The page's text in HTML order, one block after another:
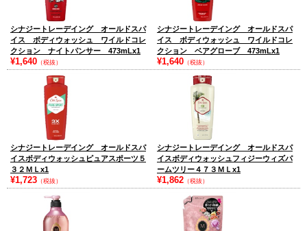
シナジートレーデイング オールドスパ
イス ボディウォッシュ ワイルドコレ
クション ナイトパンサー 473mLx1
¥1,640 （税抜）
シナジートレーデイング オールドスパ
イス ボディウォッシュ ワイルドコレ
クション ベアグローブ 473mLx1
¥1,640 （税抜）
シナジートレーデイング オールドスパ
イスボディウォッシュピュアスポーツ５
３２ＭＬx1
¥1,723 （税抜）
シナジートレーデイング オールドスパ
イスボディウォッシュフィジーウィズパ
ームツリー４７３ＭＬx1
¥1,862 （税抜）